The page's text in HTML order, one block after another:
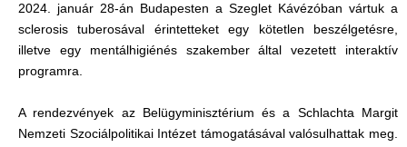
2024. január 28-án Budapesten a Szeglet Kávézóban vártuk a
sclerosis tuberosával érintetteket egy kötetlen beszélgetésre,
illetve egy mentálhigiénés szakember által vezetett interaktív
programra.
A rendezvények az Belügyminisztérium és a Schlachta Margit
Nemzeti Szociálpolitikai Intézet támogatásával valósulhattak meg.